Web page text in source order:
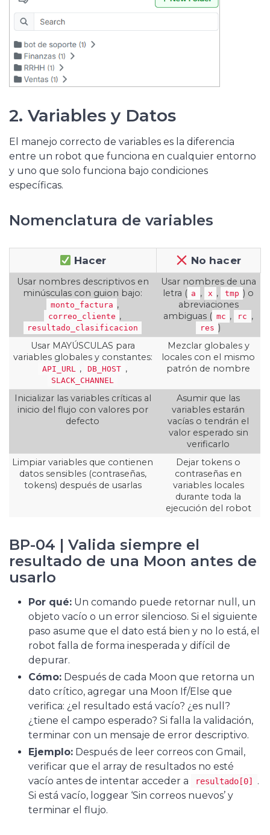
2. Variables y Datos
El manejo correcto de variables es la diferencia
entre un robot que funciona en cualquier entorno
y uno que solo funciona bajo condiciones
específicas.
Nomenclatura de variables
Hacer No hacer
Usar nombres descriptivos en
minúsculas con guion bajo:
monto_factura ,
correo_cliente ,
resultado_clasificacion
Usar nombres de una
letra ( a , x , tmp ) o
abreviaciones
ambiguas ( mc , rc ,
res )
Usar MAYÚSCULAS para
variables globales y constantes:
API_URL , DB_HOST ,
SLACK_CHANNEL
Mezclar globales y
locales con el mismo
patrón de nombre
Inicializar las variables críticas al
inicio del flujo con valores por
defecto
Asumir que las
variables estarán
vacías o tendrán el
valor esperado sin
verificarlo
Limpiar variables que contienen
datos sensibles (contraseñas,
tokens) después de usarlas
Dejar tokens o
contraseñas en
variables locales
durante toda la
ejecución del robot
BP-04 | Valida siempre el
resultado de una Moon antes de
usarlo
Por qué: Un comando puede retornar null, un
objeto vacío o un error silencioso. Si el siguiente
paso asume que el dato está bien y no lo está, el
robot falla de forma inesperada y difícil de
depurar.
Cómo: Después de cada Moon que retorna un
dato crítico, agregar una Moon If/Else que
verifica: ¿el resultado está vacío? ¿es null?
¿tiene el campo esperado? Si falla la validación,
terminar con un mensaje de error descriptivo.
Ejemplo: Después de leer correos con Gmail,
verificar que el array de resultados no esté
vacío antes de intentar acceder a
resultado[0]
.
Si está vacío, loggear ‘Sin correos nuevos’ y
terminar el flujo.